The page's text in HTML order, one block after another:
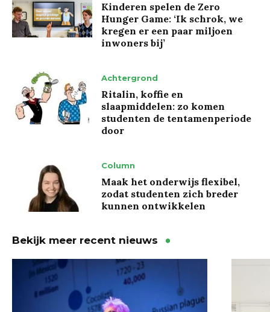
Kinderen spelen de Zero
Hunger Game: ‘Ik schrok, we
kregen er een paar miljoen
inwoners bij’
Achtergrond
Ritalin, koffie en
slaapmiddelen: zo komen
studenten de tentamenperiode
door
Column
Maak het onderwijs flexibel,
zodat studenten zich breder
kunnen ontwikkelen
Bekijk meer recent nieuws